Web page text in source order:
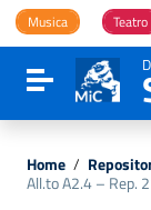
Vai ai
Vai al menu
Vai al footer
Musica Teatro
Attiva /
Home /
All.to A2.4 – Rep.